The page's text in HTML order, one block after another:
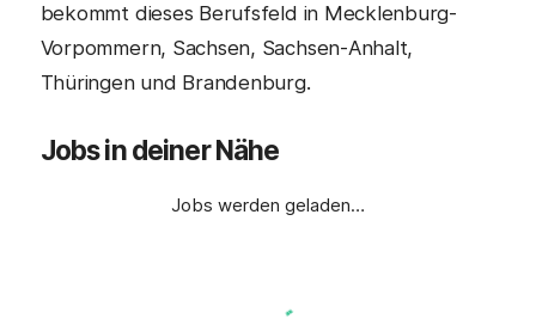
bekommt dieses Berufsfeld in Mecklenburg-
Vorpommern, Sachsen, Sachsen-Anhalt,
Thüringen und Brandenburg.
Jobs in deiner Nähe
Jobs werden geladen…